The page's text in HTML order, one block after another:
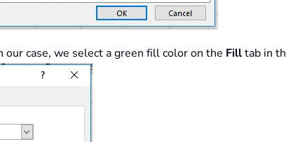
case, we select a green fill color on the Filltab in